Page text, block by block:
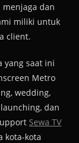
dan
miliki untuk
client.
yang saat ini
Metro
wedding,
dan
Sewa TV
kota-kota